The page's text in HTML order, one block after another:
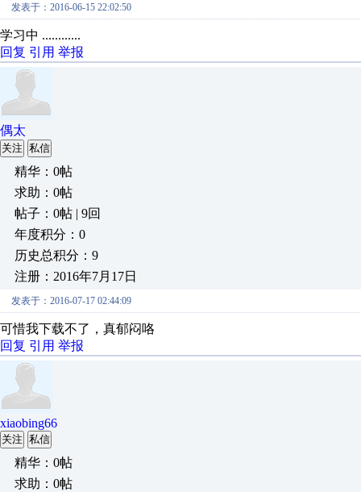
发表于：2016-06-15 22:02:50
学习中 ............
回复 引用 举报
偶太
关注 私信
精华：0帖
求助：0帖
帖子：0帖 | 9回
年度积分：0
历史总积分：9
注册：2016年7月17日
发表于：2016-07-17 02:44:09
可惜我下载不了，真郁闷咯
回复 引用 举报
xiaobing66
关注 私信
精华：0帖
求助：0帖